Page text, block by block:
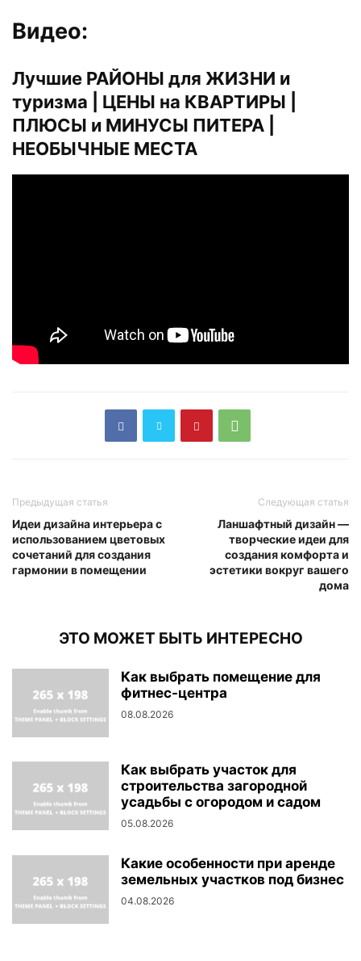
Видео:
Лучшие РАЙОНЫ для ЖИЗНИ и
туризма | ЦЕНЫ на КВАРТИРЫ |
ПЛЮСЫ и МИНУСЫ ПИТЕРА |
НЕОБЫЧНЫЕ МЕСТА
Предыдущая статья
Идеи дизайна интерьера с
использованием цветовых
сочетаний для создания
гармонии в помещении
Следующая статья
Ланшафтный дизайн —
творческие идеи для
создания комфорта и
эстетики вокруг вашего
дома
ЭТО МОЖЕТ БЫТЬ ИНТЕРЕСНО
Как выбрать помещение для
фитнес-центра
08.08.2026
Как выбрать участок для
строительства загородной
усадьбы с огородом и садом
05.08.2026
Какие особенности при аренде
земельных участков под бизнес
04.08.2026